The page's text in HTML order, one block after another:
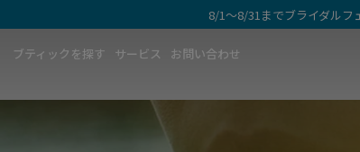
8/1～8/31までブライダルフ
ブティックを探す​ サービス お問い合わせ
まばゆい輝きを放